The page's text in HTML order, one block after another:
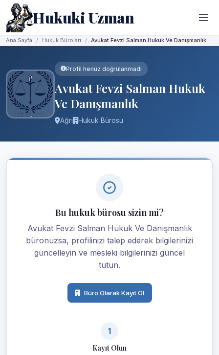
Hukuki Uzman
Ana Sayfa Hukuk Büroları Avukat Fevzi Salman Hukuk Ve Danışmanlık
Profil henüz doğrulanmadı
Avukat Fevzi Salman Hukuk
Ve Danışmanlık
Ağrı Hukuk Bürosu
Bu hukuk bürosu sizin mi?
Avukat Fevzi Salman Hukuk Ve Danışmanlık
büronuzsa, profilinizi talep ederek bilgilerinizi
güncelleyin ve mesleki bilgilerinizi güncel
tutun.
Büro Olarak Kayıt Ol
1
Kayıt Olun